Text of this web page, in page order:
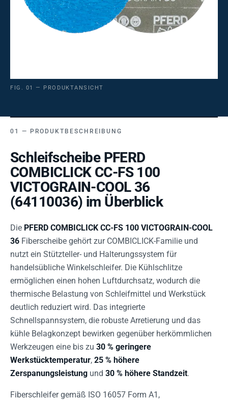
FIG. 01 — PRODUKTANSICHT
PRODUKTBESCHREIBUNG
Schleifscheibe PFERD
COMBICLICK CC-FS 100
VICTOGRAIN-COOL 36
(64110036) im Überblick
Die PFERD COMBICLICK CC-FS 100 VICTOGRAIN-COOL
36 Fiberscheibe gehört zur COMBICLICK-Familie und
nutzt ein Stützteller- und Halterungssystem für
handelsübliche Winkelschleifer. Die Kühlschlitze
ermöglichen einen hohen Luftdurchsatz, wodurch die
thermische Belastung von Schleifmittel und Werkstück
deutlich reduziert wird. Das integrierte
Schnellspannsystem, die robuste Arretierung und das
kühle Belagkonzept bewirken gegenüber herkömmlichen
Werkzeugen eine bis zu 30 % geringere
Werkstücktemperatur, 25 % höhere
Zerspanungsleistung und 30 % höhere Standzeit.
Fiberschleifer gemäß ISO 16057 Form A1,